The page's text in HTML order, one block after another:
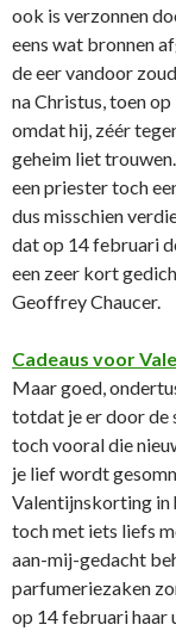
ook is verzonnen
eens wat bronnen
de eer vandoor
na Christus, toen
omdat hij, zéér
geheim liet
een priester toch
dus misschien
dat op 14 februari
een zeer kort
Geoffrey Chaucer.
Cadeaus voor
Maar goed,
totdat je er door de
toch vooral die
je lief wordt
Valentijnskorting in
toch met iets liefs
aan-mij-gedacht
parfumeriezaken
op 14 februari haar